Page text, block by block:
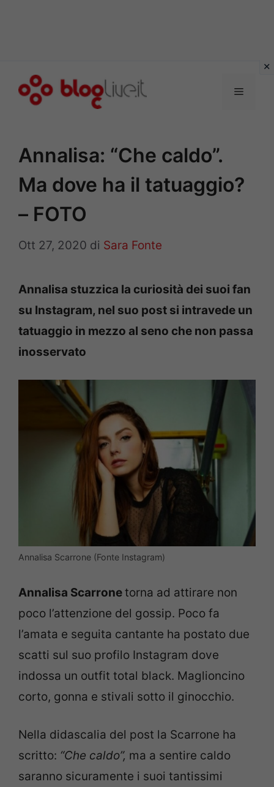
Menu
Annalisa: “Che caldo”.
Ma dove ha il tatuaggio?
– FOTO
Ott 27, 2020 di Sara Fonte
Annalisa stuzzica la curiosità dei suoi fan
su Instagram, nel suo post si intravede un
tatuaggio in mezzo al seno che non passa
inosservato
Annalisa Scarrone (Fonte Instagram)
Annalisa Scarronetorna ad attirare non
poco l’attenzione del gossip. Poco fa
l’amata e seguita cantante ha postato due
scatti sul suo profilo Instagram dove
indossa un outfit total black. Maglioncino
corto, gonna e stivali sotto il ginocchio.
Nella didascalia del post la Scarrone ha
scritto: “Che caldo”, ma a sentire caldo
saranno sicuramente i suoi tantissimi